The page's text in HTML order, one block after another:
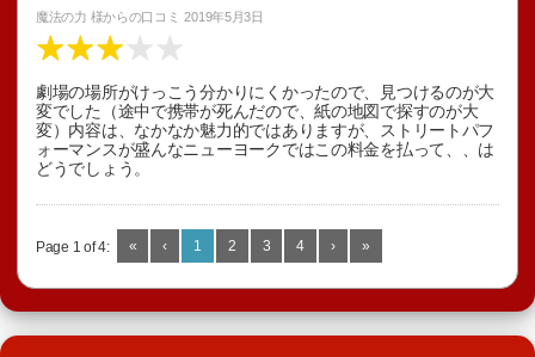
魔法の力 様からの口コミ 2019年5月3日
劇場の場所がけっこう分かりにくかったので、見つけるのが大
変でした（途中で携帯が死んだので、紙の地図で探すのが大
変）内容は、なかなか魅力的ではありますが、ストリートパフ
ォーマンスが盛んなニューヨークではこの料金を払って、、は
どうでしょう。
Page 1 of 4: « ‹ 1 2 3 4 › »